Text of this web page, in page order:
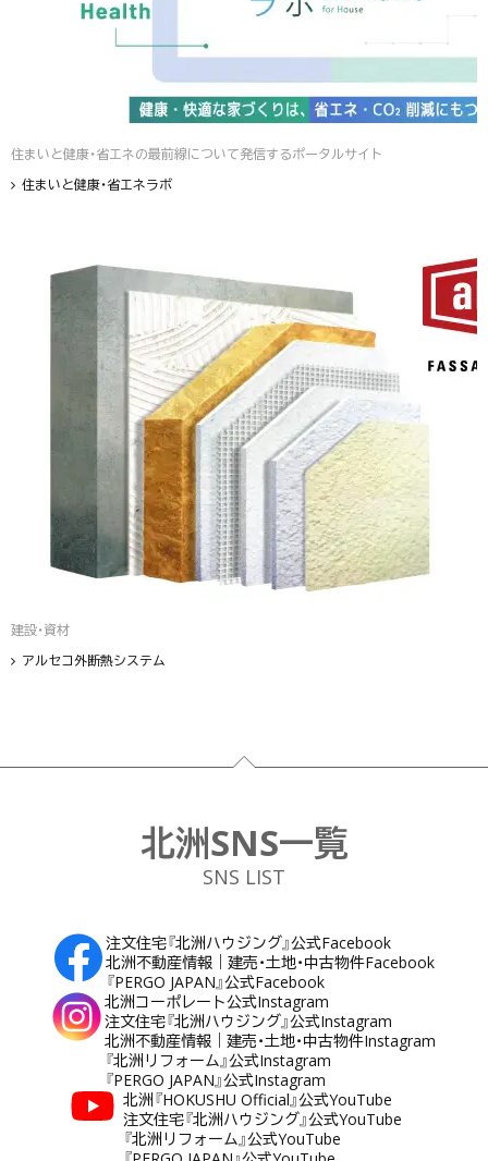
住まいと健康・省エネの最前線について発信するポータルサイト
住まいと健康・省エネラボ
建設・資材
アルセコ外断熱システム
フッター
北洲SNS一覧
SNS LIST
注文住宅『北洲ハウジング』公式Facebook
北洲不動産情報｜建売・土地・中古物件Facebook
『PERGO JAPAN』公式Facebook
北洲コーポレート公式Instagram
注文住宅『北洲ハウジング』公式Instagram
北洲不動産情報｜建売・土地・中古物件Instagram
『北洲リフォーム』公式Instagram
『PERGO JAPAN』公式Instagram
北洲『HOKUSHU Official』公式YouTube
注文住宅『北洲ハウジング』公式YouTube
『北洲リフォーム』公式YouTube